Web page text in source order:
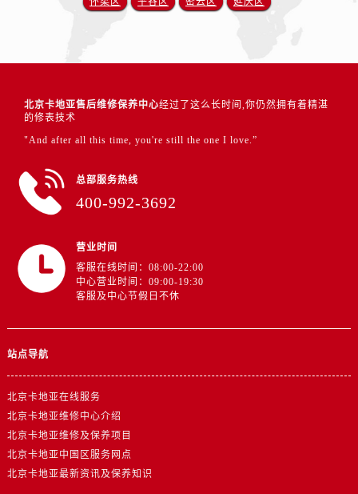
北京卡地亚售后维修保养中心经过了这么长时间,你仍然拥有着精湛
的修表技术
"And after all this time, you're still the one I love.”
总部服务热线
400-992-3692
营业时间
客服在线时间：08:00-22:00
中心营业时间：09:00-19:30
客服及中心节假日不休
站点导航
北京卡地亚在线服务
北京卡地亚维修中心介绍
北京卡地亚维修及保养项目
北京卡地亚中国区服务网点
北京卡地亚最新资讯及保养知识